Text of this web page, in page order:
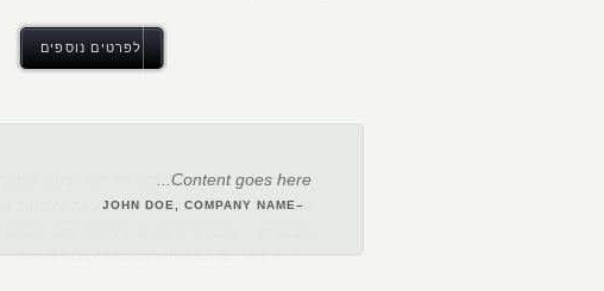
לפרטים נוספים
Content goes here...
–JOHN DOE, COMPANY NAME